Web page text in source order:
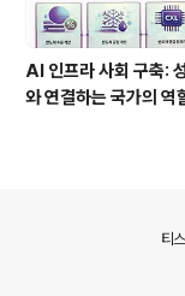
AI 인프라 사회 구축:
와 연결하는 국가의 역
티